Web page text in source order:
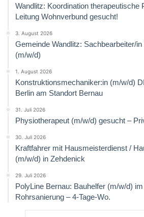
Wandlitz: Koordination therapeutische
Leitung Wohnverbund gesucht!
3. August 2026
Gemeinde Wandlitz: Sachbearbeiter/
(m/w/d)
1. August 2026
Konstruktionsmechaniker:in (m/w/d)
Berlin am Standort Bernau
31. Juli 2026
Physiotherapeut (m/w/d) gesucht –
30. Juli 2026
Kraftfahrer mit Hausmeisterdienst /
(m/w/d) in Zehdenick
29. Juli 2026
PolyLine Bernau: Bauhelfer (m/w/d)
Rohrsanierung – 4-Tage-Wo.